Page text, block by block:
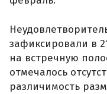
зафиксировали в
на встречную
отмечалось
различимость